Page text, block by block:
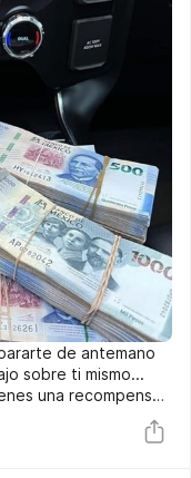
de antemano
sobre ti mismo...
una recompensa
de acciones y
no tiene techo